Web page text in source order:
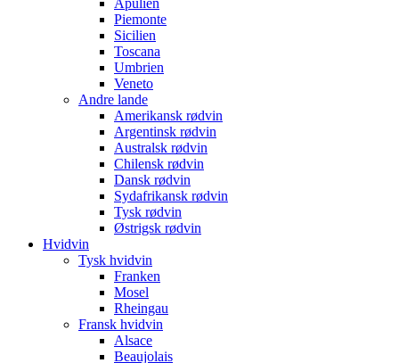
Piemonte
Sicilien
Toscana
Umbrien
Veneto
Andre lande
Amerikansk rødvin
Argentinsk rødvin
Australsk rødvin
Chilensk rødvin
Dansk rødvin
Sydafrikansk rødvin
Tysk rødvin
Østrigsk rødvin
Hvidvin
Tysk hvidvin
Franken
Mosel
Rheingau
Fransk hvidvin
Alsace
Beaujolais